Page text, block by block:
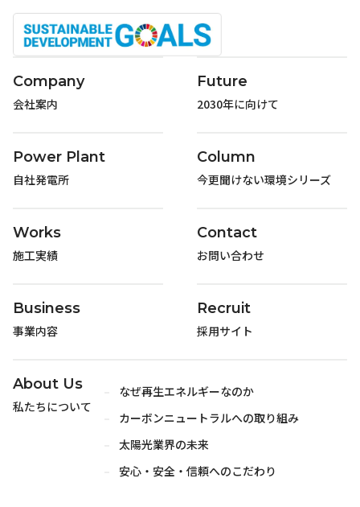
Company
会社案内
Power Plant
自社発電所
Works
施工実績
Business
事業内容
About Us
私たちについて
なぜ再生エネルギーなのか
カーボンニュートラルへの取り組み
太陽光業界の未来
安心・安全・信頼へのこだわり
Future
2030年に向けて
Column
今更聞けない環境シリーズ
Contact
お問い合わせ
Recruit
採用サイト